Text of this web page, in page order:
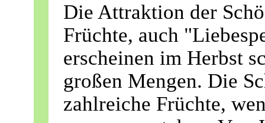
Die Attraktion der
Früchte, auch
erscheinen im Herbst
großen Mengen. Die
zahlreiche Früchte,